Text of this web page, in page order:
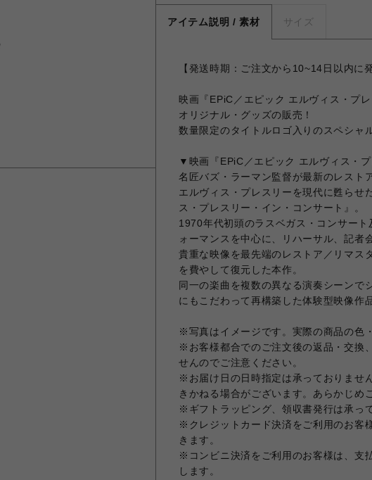
アイテム説明 / 素材 サイズ
【発送時期：ご注文から10~14日以内に
映画『EPiC／エピック エルヴィス・プ
オリジナル・グッズの販売！
数量限定のタイトルロゴ入りのスペシャ
▼映画『EPiC／エピック エルヴィス・プ
名匠バズ・ラーマン監督が最新のレスト
エルヴィス・プレスリーを現代に甦らせ
ス・プレスリー・イン・コンサート』。
1970年代初頭のラスベガス・コンサー
ォーマンスを中心に、リハーサル、記者
貴重な映像を最先端のレストア／リマス
を費やして復元した本作。
同一の楽曲を複数の異なる演奏シーンで
にもこだわって再構築した体験型映像作品
※写真はイメージです。実際の商品の色
※お客様都合でのご注文後の返品・交換
せんのでご注意ください。
※お届け日の日時指定は承っておりませ
きかねる場合がございます。あらかじめ
※ギフトラッピング、領収書発行は承っ
※クレジットカード決済をご利用のお客
きます。
※コンビニ決済をご利用のお客様は、支
します。